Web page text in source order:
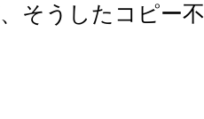
そうしたコピー